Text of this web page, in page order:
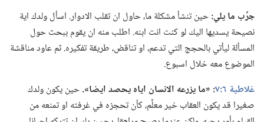
جرِّب ما يلي:‏حين تنشأ مشكلة ما،‏ حاول ان تقلب الادوار.‏ اسأل ولدك اية
نصيحة يسديها اليك لو كنت انت ابنه.‏ اطلب منه ان يقوم ببحث حول
المسألة ليأتي بالحجج التي تدعم،‏ او تناقض،‏ طريقة تفكيره.‏ ثم عاود مناقشة
الموضوع معه خلال اسبوع.‏
غلاطية ٦:‏٧
‏:‏ «ما يزرعه الانسان اياه يحصد ايضا».‏حين يكون ولدك
صغيرا قد يكون العقاب خير معلِّم،‏ كأن تحجزه في غرفته او تمنعه من